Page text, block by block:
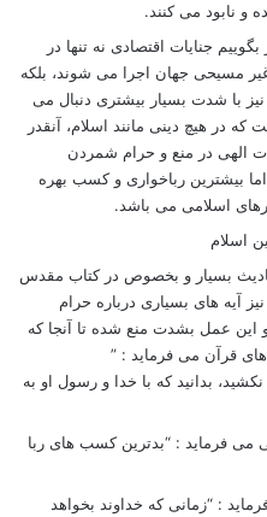
و نابود می کنند.
جنایات اقتصادی نه تنها در
مسيحی جهان اجرا می شوند، بلکه
با شدت بسيار بيشتری دنبال می
در هيچ دینی مانند اسلام، آنقدر
الهی در منع و حرام شمردن
بيشترین رباخواری و کسب بهره
اسلامی می باشد.
اسلام
بسيار و بخصوص در کتاب مقدس
آیه های بسياری درباره حرام
این عمل بشدت منع شده تا آنجا که
های قرآن می فرماید : ”
بدانيد که با خدا و رسول او به
می فرماید : “بدترین کسب های ربا
: “زمانی که خداوند بخواهد